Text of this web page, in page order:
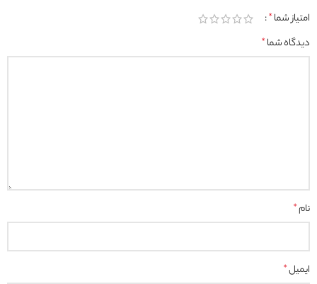
امتیاز شما*
دیدگاه شما*
نام*
ایمیل*